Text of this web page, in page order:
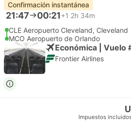
Confirmación instantánea
21:47 00:21+1 2h 34m
CLE Aeropuerto Cleveland, Cleveland
MCO Aeropuerto de Orlando
Económica | Vuelo
Frontier Airlines
Impuestos